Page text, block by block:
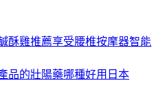
酥雞推薦享受腰椎按摩器智能
品的壯陽藥哪種好用日本